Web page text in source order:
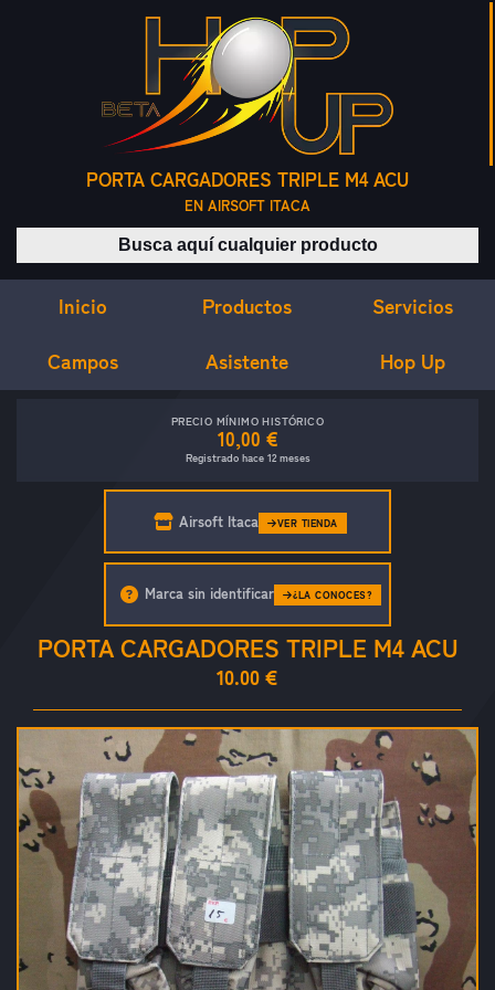
PORTA CARGADORES TRIPLE M4 ACU
EN AIRSOFT ITACA
Buscar productos
Inicio Productos Servicios
Campos Asistente Hop Up
PRECIO MÍNIMO HISTÓRICO
10,00 €
Registrado hace 12 meses
Airsoft Itaca VER TIENDA
PORTA CARGADORES TRIPLE M4 ACU
10.00 €
Marca sin identificar ¿LA CONOCES?